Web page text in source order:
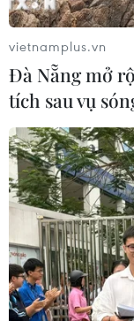
vietnamplus.vn
Đà Nẵng mở
tích sau vụ